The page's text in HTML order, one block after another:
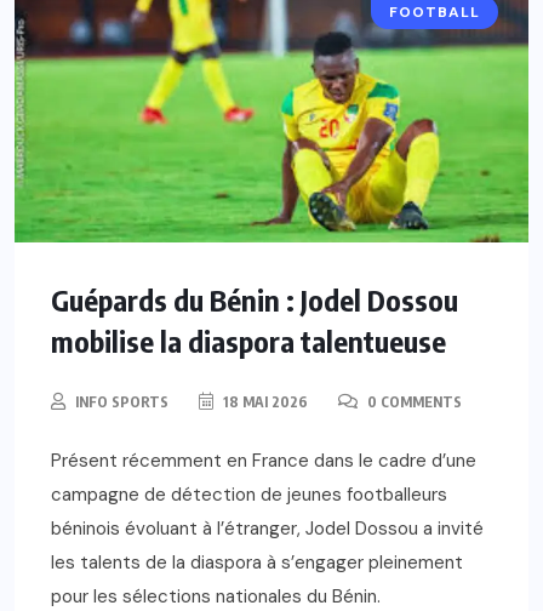
FOOTBALL
Guépards du Bénin : Jodel Dossou
mobilise la diaspora talentueuse
INFO SPORTS 18 MAI 2026 0 COMMENTS
Présent récemment en France dans le cadre d’une
campagne de détection de jeunes footballeurs
béninois évoluant à l’étranger, Jodel Dossou a invité
les talents de la diaspora à s’engager pleinement
pour les sélections nationales du Bénin.